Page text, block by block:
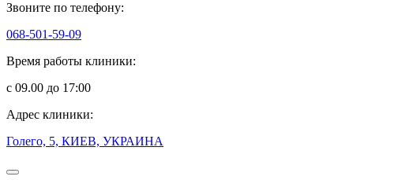
Звоните по телефону:
068-501-59-09
Время работы клиники:
с 09.00 до 17:00
Адрес клиники:
Голего, 5, КИЕВ, УКРАИНА